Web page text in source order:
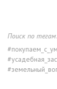
Поиск по